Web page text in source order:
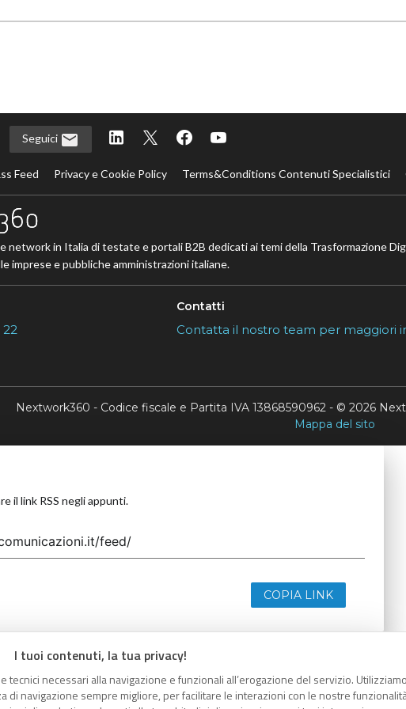
I tuoi contenuti, la tua privacy!
tecnici necessari alla navigazione e funzionali all’erogazione del servizio.
di navigazione sempre migliore, per facilitare le interazioni con le nostre
Seguici
Feed Privacy e Cookie Policy Terms&Conditions Contenuti Specialistici
network in Italia di testate e portali B2B dedicati ai temi della Trasformazione
imprese e pubbliche amministrazioni italiane.
Contatti
Contatta il nostro team per maggiori
Nextwork360 - Codice fiscale e Partita IVA 13868590962 - © 2026
Mappa del sito
il link RSS negli appunti.
COPIA LINK
il link RSS negli appunti.